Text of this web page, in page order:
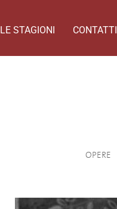
LE STAGIONI CONTATTI
OPERE